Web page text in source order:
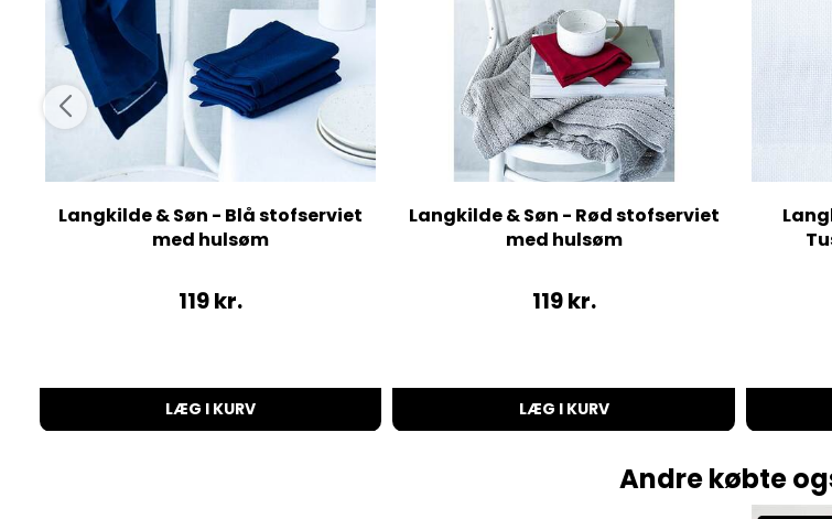
Langkilde & Søn - Blå stofserviet
med hulsøm
119kr.
LÆG I KURV
Langkilde & Søn - Rød stofserviet
med hulsøm
119kr.
LÆG I KURV
Andre købte